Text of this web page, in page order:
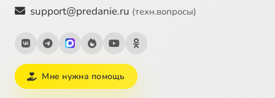
support@predanie.ru (техн.вопросы)
Мне нужна помощь